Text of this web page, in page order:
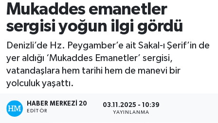
Mukaddes emanetler
sergisi yoğun ilgi gördü
Denizli’de Hz. Peygamber’e ait Sakal-ı Şerif’in de
yer aldığı ‘Mukaddes Emanetler’ sergisi,
vatandaşlara hem tarihi hem de manevi bir
yolculuk yaşattı.
HABER MERKEZI 20
EDITÖR
03.11.2025 - 10:39
YAYINLANMA
SİYASET
SAĞLIK
EKONOMİ
KÜLTÜR SANAT
SPOR
Denizli Trafik Yoğunluk Haritası
Süper Lig Puan Durumu ve Fikstür
Tüm Manşetler
Son Dakika Haberleri
Haber Arşivi